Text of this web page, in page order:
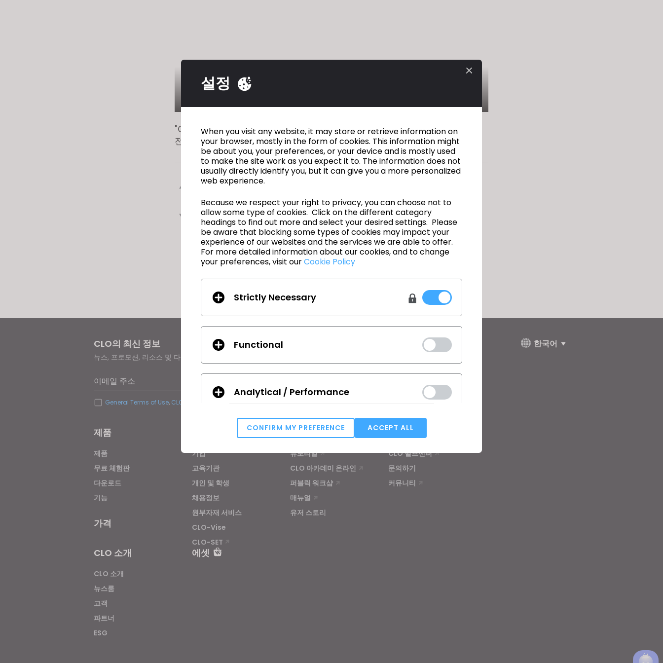
"CLO 3D는 학생들의 역량과 디지털 기술뿐만 아니라 직관적이고 창의적이며
전체적인 디자인 프로세스를 도와줄 것입니다."
이전 Imperial Fashion
다음 Miroglio Fashion
돌아가기
CLO의 최신 정보
뉴스, 프로모션, 리소스 및 다양한 소식을 확인하세요.
이메일 주소
General Terms of Use, CLO Additional Terms
한국어
제품
제품
무료 체험판
다운로드
기능
가격
기업
교육기관
개인 및 학생
채용정보
원부자재 서비스
CLO-Vise
CLO-SET
학습
튜토리얼
CLO 아카데미 온라인
퍼블릭 워크샵
매뉴얼
유저 스토리
고객지원
CLO 헬프센터
문의하기
커뮤니티
CLO 소개
CLO 소개
뉴스룸
고객
파트너
ESG
에셋
설정
When you visit any website, it may store or retrieve information on
your browser, mostly in the form of cookies. This information might
be about you, your preferences, or your device and is mostly used
to make the site work as you expect it to. The information does not
usually directly identify you, but it can give you a more personalized
web experience.
Because we respect your right to privacy, you can choose not to
allow some type of cookies. Click on the different category
headings to find out more and select your desired settings. Please
be aware that blocking some types of cookies may impact your
experience of our websites and the services we are able to offer.
For more detailed information about our cookies, and to change
your preferences, visit ourCookie Policy
Strictly Necessary
Functional
Analytical / Performance
Targeting
If you reject all, some features might not function properly.Reject All
CONFIRM MY PREFERENCE ACCEPT ALL